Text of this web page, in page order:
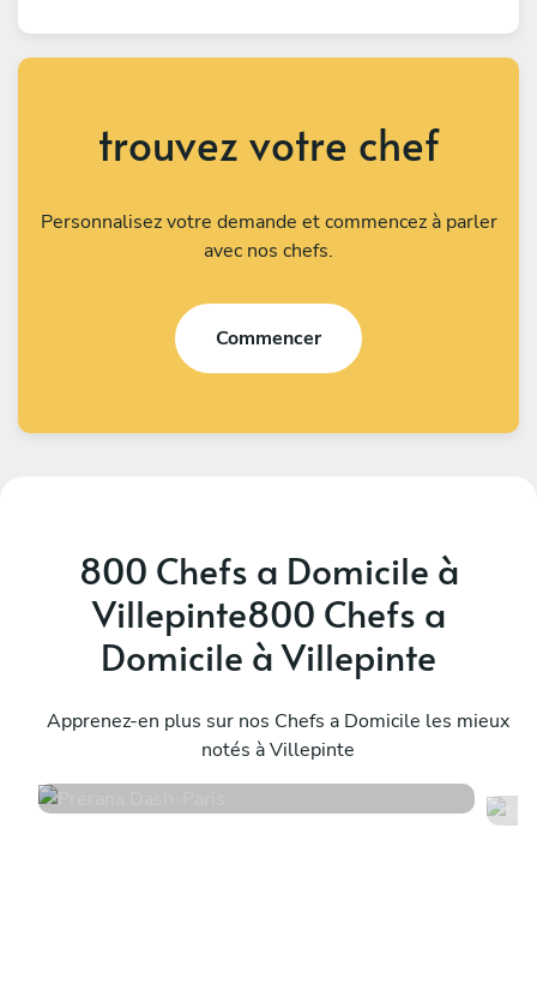
trouvez votre chef
Personnalisez votre demande et commencez à parler
avec nos chefs.
Commencer
800 Chefs a Domicile à
Villepinte800 Chefs a
Domicile à Villepinte
Apprenez-en plus sur nos Chefs a Domicile les mieux
notés à Villepinte
Paris
218 services